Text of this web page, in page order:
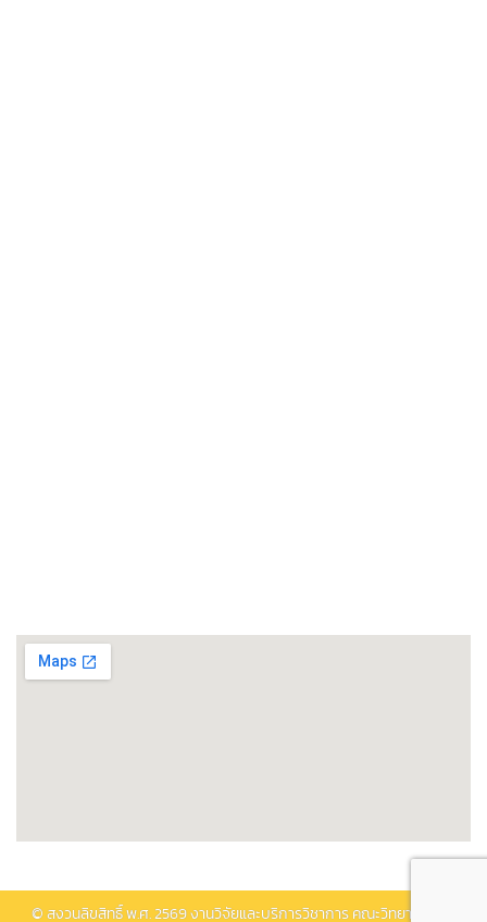
© สงวนลิขสิทธิ์ พ.ศ.2569งานวิจัยและบริการวิชาการ คณะวิทยาศาสตร์.